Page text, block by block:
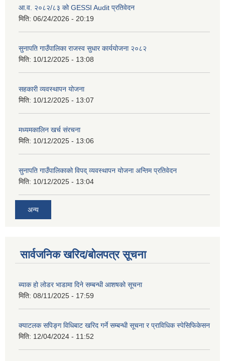
आ.व. २०८२/८३ को GESSI Audit प्रतिवेदन
मिति: 06/24/2026 - 20:19
सुनापति गाउँपालिका राजस्व सुधार कार्ययोजना २०८२
मिति: 10/12/2025 - 13:08
सहकारी व्यवस्थापन योजना
मिति: 10/12/2025 - 13:07
मध्यमकालिन खर्च संरचना
मिति: 10/12/2025 - 13:06
सुनापति गाउँपालिकाको विपद् व्यवस्थापन योजना अन्तिम प्रतिवेदन
मिति: 10/12/2025 - 13:04
अन्य
सार्वजनिक खरिद/बोलपत्र सूचना
ब्याक हो लोडर भाडामा दिने सम्बन्धी आशषको सूचना
मिति: 08/11/2025 - 17:59
क्याटलक सपिङ्ग विधिबाट खरिद गर्ने सम्बन्धी सूचना र प्राविधिक स्पेसिफिकेसन
मिति: 12/04/2024 - 11:52